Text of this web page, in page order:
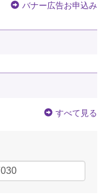
バナー広告お申込み
すべて見る